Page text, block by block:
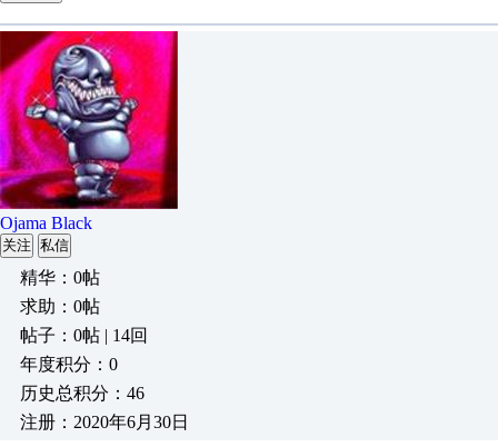
Ojama Black
关注 私信
精华：0帖
求助：0帖
帖子：0帖 | 14回
年度积分：0
历史总积分：46
注册：2020年6月30日